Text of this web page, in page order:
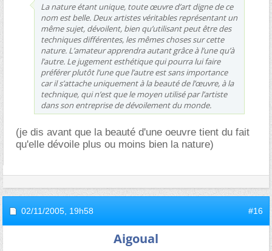
La nature étant unique, toute œuvre d’art digne de ce
nom est belle. Deux artistes véritables représentant un
même sujet, dévoilent, bien qu’utilisant peut être des
techniques différentes, les mêmes choses sur cette
nature. L’amateur apprendra autant grâce à l’une qu’à
l’autre. Le jugement esthétique qui pourra lui faire
préférer plutôt l’une que l’autre est sans importance
car il s’attache uniquement à la beauté de l’œuvre, à la
technique, qui n’est que le moyen utilisé par l’artiste
dans son entreprise de dévoilement du monde.
(je dis avant que la beauté d'une oeuvre tient du fait
qu'elle dévoile plus ou moins bien la nature)
02/11/2005, 19h58 #16
Aigoual